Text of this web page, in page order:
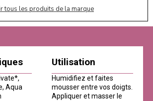
tous les produits de la marque
Aqua
Utilisation
Humidifiez et faites
mousser entre vos doigts.
Appliquer et masser le